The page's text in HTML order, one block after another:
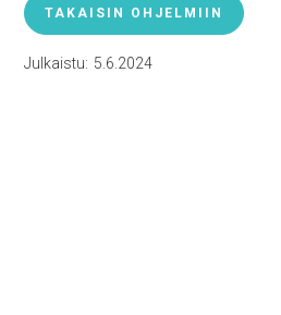
TAKAISIN OHJELMIIN
Julkaistu: 5.6.2024